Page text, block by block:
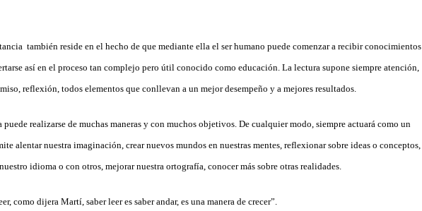
también reside en el hecho de que mediante ella el ser humano puede comenzar a recibir conocimientos
así en el proceso tan complejo pero útil conocido como educación. La lectura supone siempre atención,
reflexión, todos elementos que conllevan a un mejor desempeño y a mejores resultados.
realizarse de muchas maneras y con muchos objetivos. De cualquier modo, siempre actuará como un
alentar nuestra imaginación, crear nuevos mundos en nuestras mentes, reflexionar sobre ideas o conceptos,
idioma o con otros, mejorar nuestra ortografía, conocer más sobre otras realidades.
como dijera Martí, saber leer es saber andar, es una manera de crecer”.